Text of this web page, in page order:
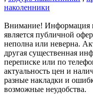
наколенники
Внимание! Информация
является публичной
неполна или неверна.
другая существенная
переписке или по
актуальность цен и
разные накладки и
возможные неудобства.